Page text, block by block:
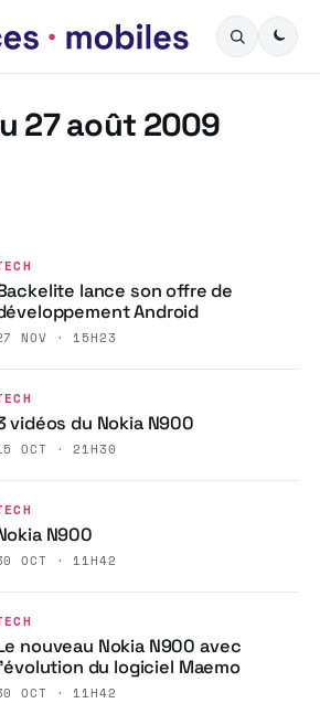
27 août 2009
lance son offre de
Android
NOV · 15H23
vidéos du Nokia N900
OCT · 21H30
N900
OCT · 11H42
nouveau Nokia N900 avec
du logiciel Maemo
OCT · 11H42